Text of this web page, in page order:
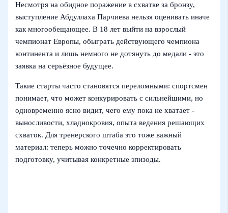
Несмотря на обидное поражение в схватке за бронзу,
выступление Абдуллаха Парчиева нельзя оценивать иначе
как многообещающее. В 18 лет выйти на взрослый
чемпионат Европы, обыграть действующего чемпиона
континента и лишь немного не дотянуть до медали - это
заявка на серьёзное будущее.
Такие старты часто становятся переломными: спортсмен
понимает, что может конкурировать с сильнейшими, но
одновременно ясно видит, чего ему пока не хватает -
выносливости, хладнокровия, опыта ведения решающих
схваток. Для тренерского штаба это тоже важный
материал: теперь можно точечно корректировать
подготовку, учитывая конкретные эпизоды.